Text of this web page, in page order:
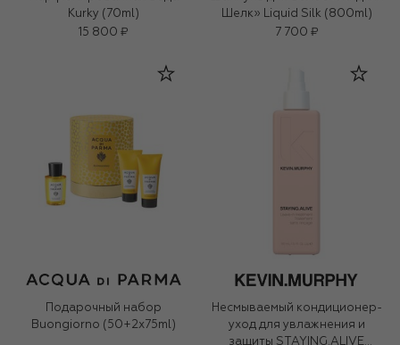
Kurky (70ml)
15 800 ₽
Шелк» Liquid Silk (800ml)
7 700 ₽
Подарочный набор
Buongiorno (50+2x75ml)
Несмываемый кондиционер-
уход для увлажнения и
защиты STAYING.ALIVE